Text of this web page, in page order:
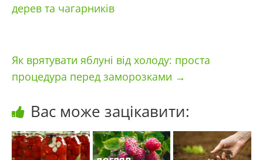
дерев та чагарників
Як врятувати яблуні від холоду: проста
процедура перед заморозками →
Вас може зацікавити: